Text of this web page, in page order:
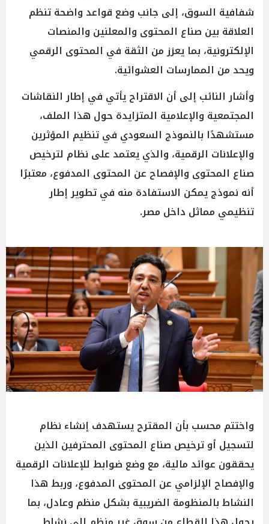
شفافية السوق، إلى جانب وضع قواعد واضحة تنظم
العلاقة بين صناع المحتوى والمعلنين والمنصات
الإلكترونية، بما يعزز من الثقة في المحتوى الرقمي
ويحد من الممارسات العشوائية.
وأشار النائب إلى أن الاقتراح يأتي في إطار النقاشات
المجتمعية والإعلامية المتزايدة حول هذا الملف،
مستشهدًا بالنموذج السعودي في تنظيم المؤثرين
والإعلانات الرقمية، والذي يعتمد على نظام لترخيص
صناع المحتوى والإفصاح عن المحتوى المدفوع، معتبرًا
أنه نموذج يمكن الاستفادة منه في تطوير إطار
تنظيمي مماثل داخل مصر.
واختتم محسب بأن المقترح يستهدف إنشاء نظام
لتسجيل أو ترخيص صناع المحتوى المحترفين الذين
يحققون عوائد مالية، مع وضع ضوابط للإعلانات الرقمية
والإفصاح الإلزامي عن المحتوى المدفوع، وربط هذا
النشاط بالمنظومة الضريبية بشكل منظم وعادل، بما